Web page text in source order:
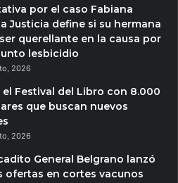
por el caso Fabiana
Justicia define si su hermana
querellante en la causa por
lesbicidio
2026
el Festival del Libro con 8.000
que buscan nuevos
2026
General Belgrano lanzó
ofertas en cortes vacunos